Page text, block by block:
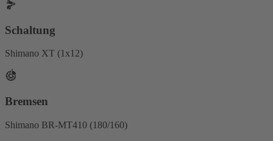
Schaltung
Shimano XT (1x12)
Bremsen
Shimano BR-MT410 (180/160)